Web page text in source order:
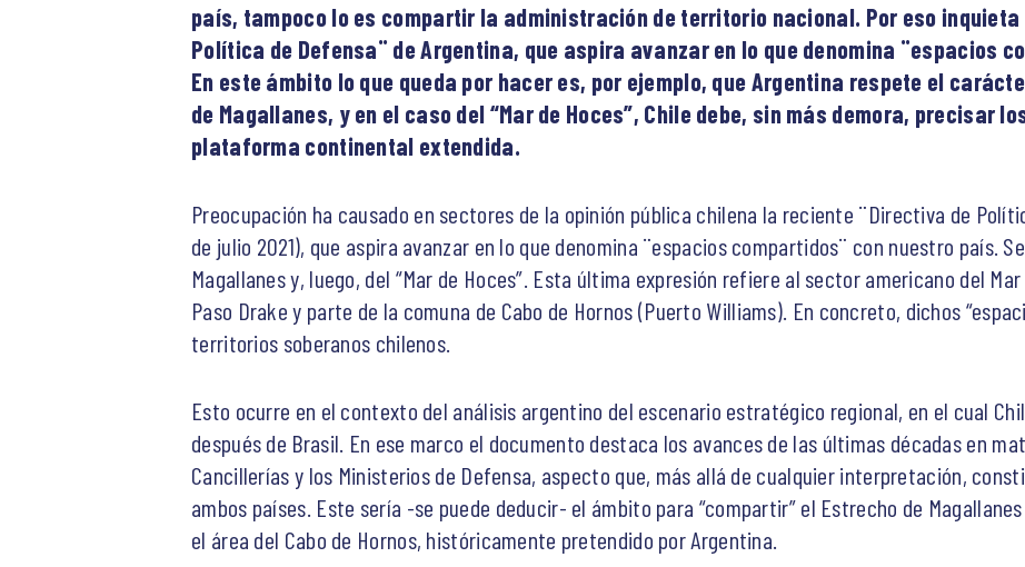
país, tampoco lo es compartir la administración de territorio nacional. Por eso
Política de Defensa¨ de Argentina, que aspira avanzar en lo que denomina ¨espacios
En este ámbito lo que queda por hacer es, por ejemplo, que Argentina respete el
de Magallanes, y en el caso del “Mar de Hoces”, Chile debe, sin más demora, precisar
plataforma continental extendida.
Preocupación ha causado en sectores de la opinión pública chilena la reciente ¨Directiva de
de julio 2021), que aspira avanzar en lo que denomina ¨espacios compartidos¨ con nuestro país.
Magallanes y, luego, del “Mar de Hoces”. Esta última expresión refiere al sector americano del
Paso Drake y parte de la comuna de Cabo de Hornos (Puerto Williams). En concreto, dichos
territorios soberanos chilenos.
Esto ocurre en el contexto del análisis argentino del escenario estratégico regional, en el cual
después de Brasil. En ese marco el documento destaca los avances de las últimas décadas en
Cancillerías y los Ministerios de Defensa, aspecto que, más allá de cualquier interpretación,
ambos países. Este sería -se puede deducir- el ámbito para “compartir” el Estrecho de Magallanes
el área del Cabo de Hornos, históricamente pretendido por Argentina.